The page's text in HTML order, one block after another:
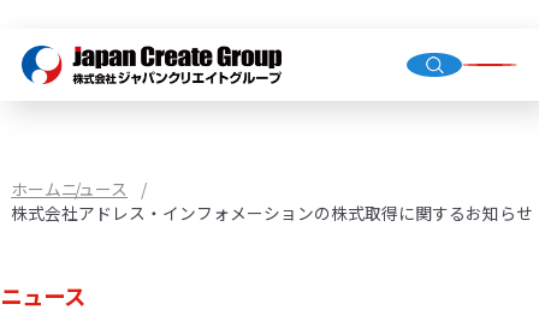
トップ
ホームニュース
株式会社アドレス・インフォメーションの株式取得に関するお知らせ
ニュース